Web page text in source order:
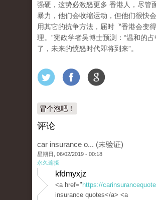
强硬，这势必激怒更多 香港人，尽管
暴力，他们会收缩运动，但他们很快
用其它的抗争方法，届时〝香港会变
理。”宪政学者吴博士预测：“温和的
了，未来的愤怒时代即将到来”。
冒个泡吧！
评论
car insurance o... (未验证)
星期日, 06/02/2019 - 00:18
永久连接
kfdmyxjz
<a href=" https://
insurance quotes</a> <a